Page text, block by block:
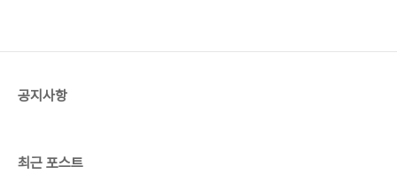
공지사항
최근 포스트